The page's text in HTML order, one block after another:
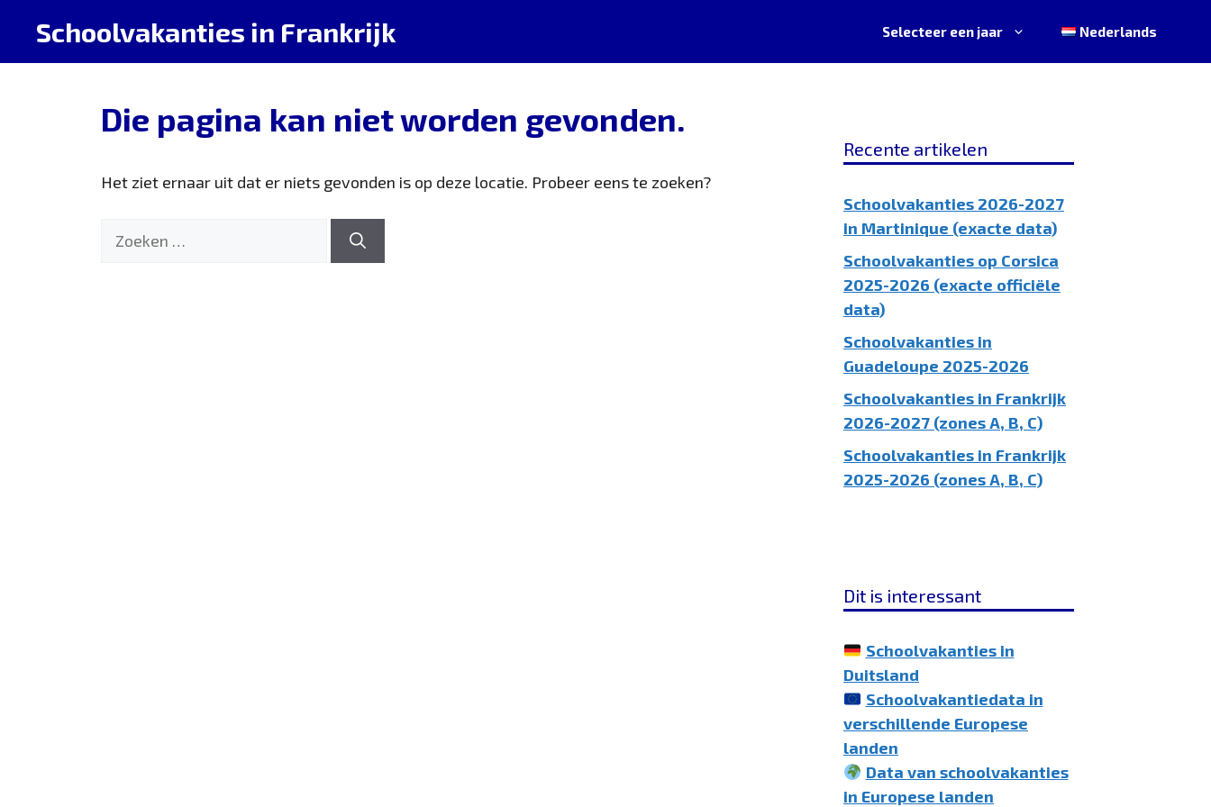
de
Schoolvakanties in Frankrijk Selecteer een jaar Nederlands
Die pagina kan niet worden gevonden.
Het ziet ernaar uit dat er niets gevonden is op deze locatie. Probeer eens te zoeken?
Recente artikelen
Schoolvakanties 2026-2027
in Martinique (exacte data)
Schoolvakanties op Corsica
2025-2026 (exacte officiële
data)
Schoolvakanties in
Guadeloupe 2025-2026
Schoolvakanties in Frankrijk
2026-2027 (zones A, B, C)
Schoolvakanties in Frankrijk
2025-2026 (zones A, B, C)
Dit is interessant
Schoolvakanties in
Duitsland
Schoolvakantiedata in
verschillende Europese
landen
Data van schoolvakanties
in Europese landen